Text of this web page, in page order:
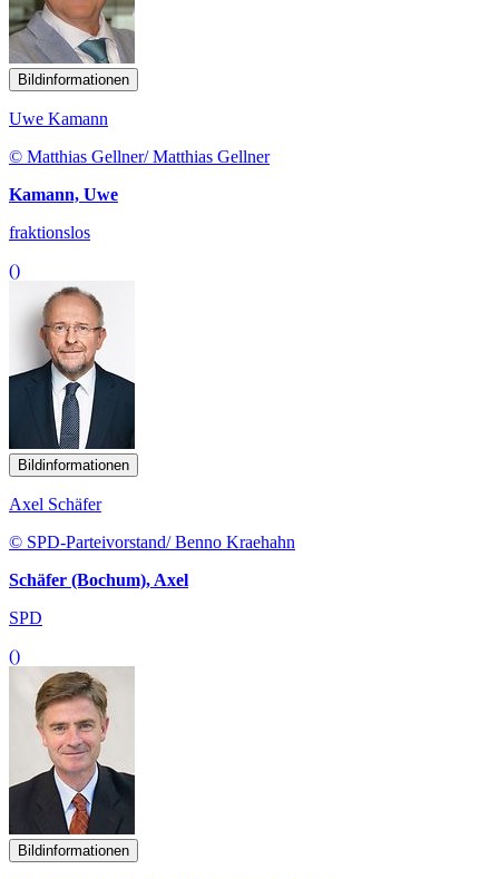
Bildinformationen
Uwe Kamann
© Matthias Gellner/ Matthias Gellner
Kamann, Uwe
fraktionslos
()
Bildinformationen
Axel Schäfer
© SPD-Parteivorstand/ Benno Kraehahn
Schäfer (Bochum), Axel
SPD
()
Bildinformationen